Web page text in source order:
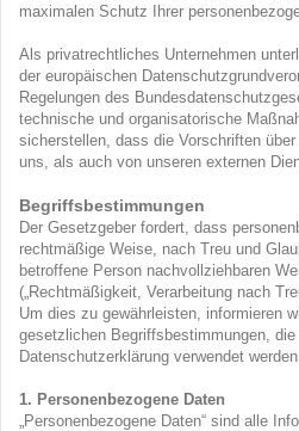
maximalen Schutz Ihrer
Als privatrechtliches Unternehmen
der europäischen
Regelungen des
technische und organisatorische
sicherstellen, dass die Vorschriften
uns, als auch von unseren externen
Begriffsbestimmungen
Der Gesetzgeber fordert, dass
rechtmäßige Weise, nach Treu und
betroffene Person nachvollziehbaren
(„Rechtmäßigkeit, Verarbeitung nach
Um dies zu gewährleisten, informieren
gesetzlichen Begriffsbestimmungen,
Datenschutzerklärung verwendet
1. Personenbezogene Daten
„Personenbezogene Daten“ sind alle